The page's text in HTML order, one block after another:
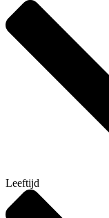
Leeftijd